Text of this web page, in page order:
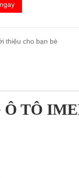
thiệu cho bạn bè
TÔ